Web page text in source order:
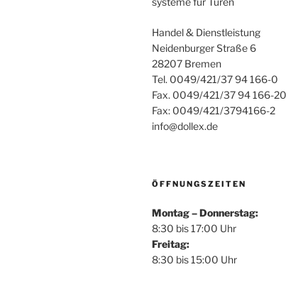
Handel & Dienstleistung
Neidenburger Straße 6
28207 Bremen
Tel. 0049/421/37 94 166-0
Fax. 0049/421/37 94 166-20
Fax: 0049/421/3794166-2
info@dollex.de
ÖFFNUNGSZEITEN
Montag – Donnerstag:
8:30 bis 17:00 Uhr
Freitag:
8:30 bis 15:00 Uhr